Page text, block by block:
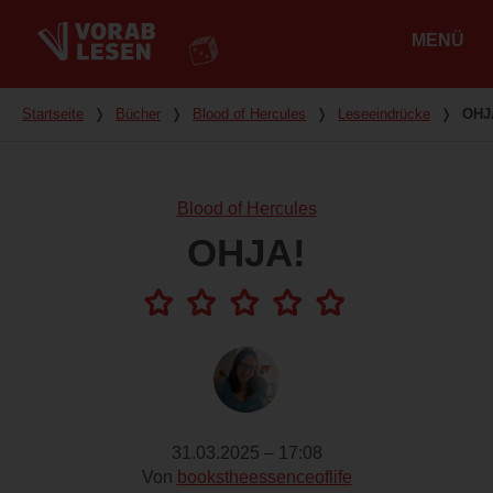
MENÜ
Du bist hier
Startseite ❭ Bücher ❭ Blood of Hercules ❭ Leseeindrücke ❭
Blood of Hercules
OHJA!
31.03.2025 – 17:08
Von bookstheessenceoflife